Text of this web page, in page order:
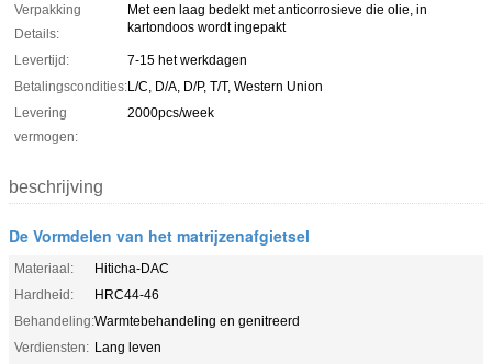
Verpakking
Details:
Met een laag bedekt met anticorrosieve die olie, in
kartondoos wordt ingepakt
Levertijd:
7-15 het werkdagen
Betalingscondities:L/C, D/A, D/P, T/T, Western Union
Levering
vermogen:
2000pcs/week
beschrijving
De Vormdelen van het matrijzenafgietsel
Materiaal:
Hiticha-DAC
Hardheid:
HRC44-46
Behandeling:Warmtebehandeling en genitreerd
Verdiensten: Lang leven